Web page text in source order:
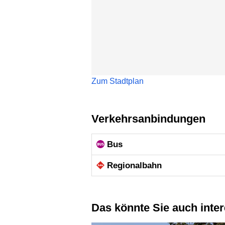
Zum Stadtplan
Verkehrsanbindungen
Bus
Regional­bahn
Das könnte Sie auch